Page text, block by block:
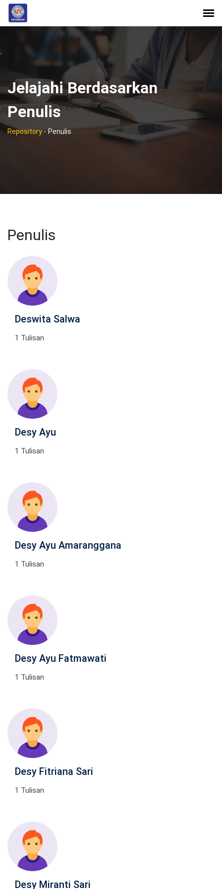
Jelajahi Berdasarkan
Penulis
Repository- Penulis
Penulis
Deswita Salwa
1 Tulisan
Desy Ayu
1 Tulisan
Desy Ayu Amaranggana
1 Tulisan
Desy Ayu Fatmawati
1 Tulisan
Desy Fitriana Sari
1 Tulisan
Desy Miranti Sari